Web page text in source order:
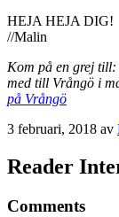
HEJA HEJA DIG!
//Malin
Kom på en grej
med till Vrångö i
på Vrångö
3 februari, 2018 av
Reader
Comments